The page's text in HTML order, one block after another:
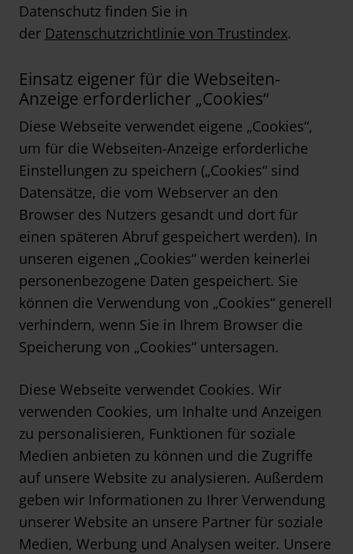
Datenschutz finden Sie in
der Datenschutzrichtlinie von Trustindex.
Einsatz eigener für die Webseiten-
Anzeige erforderlicher „Cookies“
Diese Webseite verwendet eigene „Cookies“,
um für die Webseiten-Anzeige erforderliche
Einstellungen zu speichern („Cookies“ sind
Datensätze, die vom Webserver an den
Browser des Nutzers gesandt und dort für
einen späteren Abruf gespeichert werden). In
unseren eigenen „Cookies“ werden keinerlei
personenbezogene Daten gespeichert. Sie
können die Verwendung von „Cookies“ generell
verhindern, wenn Sie in Ihrem Browser die
Speicherung von „Cookies“ untersagen.
Diese Webseite verwendet Cookies. Wir
verwenden Cookies, um Inhalte und Anzeigen
zu personalisieren, Funktionen für soziale
Medien anbieten zu können und die Zugriffe
auf unsere Website zu analysieren. Außerdem
geben wir Informationen zu Ihrer Verwendung
unserer Website an unsere Partner für soziale
Medien, Werbung und Analysen weiter. Unsere